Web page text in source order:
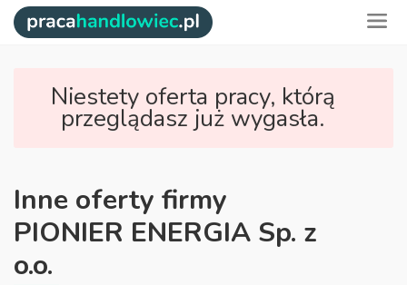
Niestety oferta pracy, którą
przeglądasz już wygasła.
Inne oferty firmy
PIONIER ENERGIA Sp. z
o.o.